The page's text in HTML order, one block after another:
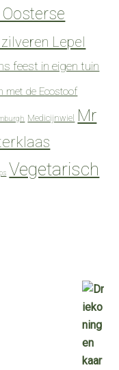
Oosterse
zilveren Lepel
feest in eigen tuin
met de Ecostoof
Medicijnwiel Mr
Vegetarisch